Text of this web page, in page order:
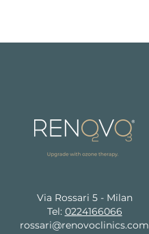
Via Rossari 5 - Milan
Tel: 0224166066
rossari@renovoclinics.com